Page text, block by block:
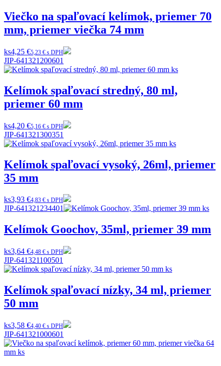
Viečko na spaľovací kelímok, priemer 70
mm, priemer viečka 74 mm
ks4,25 €5,23 € s DPH
JIP-641321200601
Kelímok spaľovací stredný, 80 ml,
priemer 60 mm
ks4,20 €5,16 € s DPH
JIP-641321300351
Kelímok spaľovací vysoký, 26ml, priemer
35 mm
ks3,93 €4,83 € s DPH
JIP-641321234401
Kelímok Goochov, 35ml, priemer 39 mm
ks3,64 €4,48 € s DPH
JIP-641321100501
Kelímok spaľovací nízky, 34 ml, priemer
50 mm
ks3,58 €4,40 € s DPH
JIP-641321000601